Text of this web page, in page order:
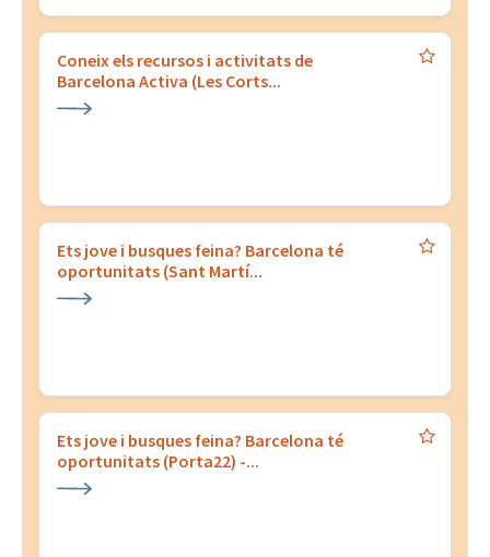
Coneix els recursos i activitats de
Barcelona Activa (Les Corts...
Ets jove i busques feina? Barcelona té
oportunitats (Sant Martí...
Ets jove i busques feina? Barcelona té
oportunitats (Porta22) -...